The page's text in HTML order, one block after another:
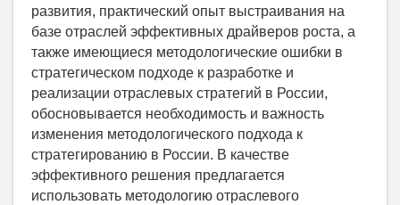
развития, практический опыт выстраивания на
базе отраслей эффективных драйверов роста, а
также имеющиеся методологические ошибки в
стратегическом подходе к разработке и
реализации отраслевых стратегий в России,
обосновывается необходимость и важность
изменения методологического подхода к
стратегированию в России. В качестве
эффективного решения предлагается
использовать методологию отраслевого